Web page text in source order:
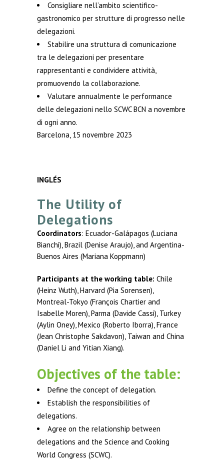
Consigliare nell’ambito scientifico-
gastronomico per strutture di progresso nelle
delegazioni.
Stabilire una struttura di comunicazione
tra le delegazioni per presentare
rappresentanti e condividere attività,
promuovendo la collaborazione.
Valutare annualmente le performance
delle delegazioni nello SCWC BCN a novembre
di ogni anno.
Barcelona, 15 novembre 2023
INGLÉS
The Utility of
Delegations
Coordinators: Ecuador-Galápagos (Luciana
Bianchi), Brazil (Denise Araujo), and Argentina-
Buenos Aires (Mariana Koppmann)
Participants at the working table: Chile
(Heinz Wuth), Harvard (Pia Sorensen),
Montreal-Tokyo (François Chartier and
Isabelle Moren), Parma (Davide Cassi), Turkey
(Aylin Oney), Mexico (Roberto Iborra), France
(Jean Christophe Sakdavon), Taiwan and China
(Daniel Li and Yitian Xiang).
Objectives of the table:
Define the concept of delegation.
Establish the responsibilities of
delegations.
Agree on the relationship between
delegations and the Science and Cooking
World Congress (SCWC).